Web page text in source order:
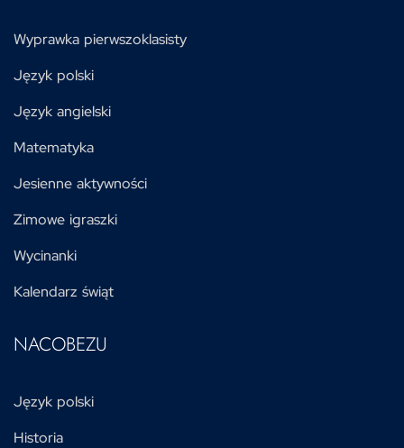
Wyprawka pierwszoklasisty
Język polski
Język angielski
Matematyka
Jesienne aktywności
Zimowe igraszki
Wycinanki
Kalendarz świąt
NACOBEZU
Język polski
Historia